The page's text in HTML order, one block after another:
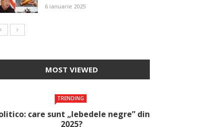
6 ianuarie 2025
MOST VIEWED
TRENDING
care sunt „lebedele negre” din
2025?